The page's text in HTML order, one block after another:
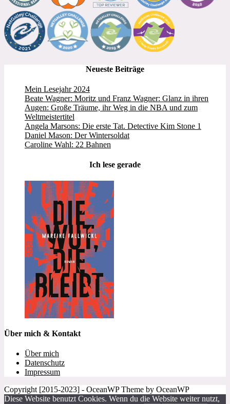
Neueste Beiträge
Mein Lesejahr 2024
Beate Wagner: Moritz und Franz Wagner: Glanz in ihren
Augen: Große Träume, ihr Weg in die NBA und zum
Weltmeistertitel
Angela Marsons: Die erste Tat. Detective Kim Stone 1
Daniel Mason: Der Wintersoldat
Caroline Wahl: 22 Bahnen
Ich lese gerade
Über mich & Kontakt
Über mich
Datenschutz
Impressum
Copyright [2015-2023] - OceanWP Theme by OceanWP
Diese Website benutzt Cookies. Wenn du die Website weiter nutzt,